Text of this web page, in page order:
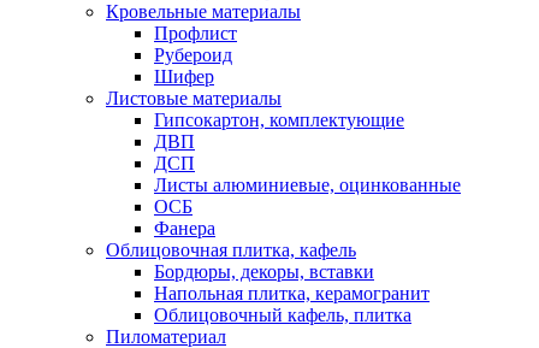
Кровельные материалы
Профлист
Рубероид
Шифер
Листовые материалы
Гипсокартон, комплектующие
ДВП
ДСП
Листы алюминиевые, оцинкованные
ОСБ
Фанера
Облицовочная плитка, кафель
Бордюры, декоры, вставки
Напольная плитка, керамогранит
Облицовочный кафель, плитка
Пиломатериал